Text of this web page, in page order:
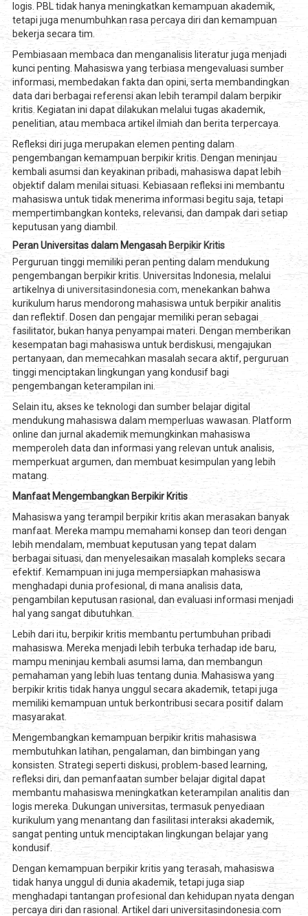
logis. PBL tidak hanya meningkatkan kemampuan akademik,
tetapi juga menumbuhkan rasa percaya diri dan kemampuan
bekerja secara tim.
Pembiasaan membaca dan menganalisis literatur juga menjadi
kunci penting. Mahasiswa yang terbiasa mengevaluasi sumber
informasi, membedakan fakta dan opini, serta membandingkan
data dari berbagai referensi akan lebih terampil dalam berpikir
kritis. Kegiatan ini dapat dilakukan melalui tugas akademik,
penelitian, atau membaca artikel ilmiah dan berita terpercaya.
Refleksi diri juga merupakan elemen penting dalam
pengembangan kemampuan berpikir kritis. Dengan meninjau
kembali asumsi dan keyakinan pribadi, mahasiswa dapat lebih
objektif dalam menilai situasi. Kebiasaan refleksi ini membantu
mahasiswa untuk tidak menerima informasi begitu saja, tetapi
mempertimbangkan konteks, relevansi, dan dampak dari setiap
keputusan yang diambil.
Peran Universitas dalam Mengasah Berpikir Kritis
Perguruan tinggi memiliki peran penting dalam mendukung
pengembangan berpikir kritis. Universitas Indonesia, melalui
artikelnya di universitasindonesia.com, menekankan bahwa
kurikulum harus mendorong mahasiswa untuk berpikir analitis
dan reflektif. Dosen dan pengajar memiliki peran sebagai
fasilitator, bukan hanya penyampai materi. Dengan memberikan
kesempatan bagi mahasiswa untuk berdiskusi, mengajukan
pertanyaan, dan memecahkan masalah secara aktif, perguruan
tinggi menciptakan lingkungan yang kondusif bagi
pengembangan keterampilan ini.
Selain itu, akses ke teknologi dan sumber belajar digital
mendukung mahasiswa dalam memperluas wawasan. Platform
online dan jurnal akademik memungkinkan mahasiswa
memperoleh data dan informasi yang relevan untuk analisis,
memperkuat argumen, dan membuat kesimpulan yang lebih
matang.
Manfaat Mengembangkan Berpikir Kritis
Mahasiswa yang terampil berpikir kritis akan merasakan banyak
manfaat. Mereka mampu memahami konsep dan teori dengan
lebih mendalam, membuat keputusan yang tepat dalam
berbagai situasi, dan menyelesaikan masalah kompleks secara
efektif. Kemampuan ini juga mempersiapkan mahasiswa
menghadapi dunia profesional, di mana analisis data,
pengambilan keputusan rasional, dan evaluasi informasi menjadi
hal yang sangat dibutuhkan.
Lebih dari itu, berpikir kritis membantu pertumbuhan pribadi
mahasiswa. Mereka menjadi lebih terbuka terhadap ide baru,
mampu meninjau kembali asumsi lama, dan membangun
pemahaman yang lebih luas tentang dunia. Mahasiswa yang
berpikir kritis tidak hanya unggul secara akademik, tetapi juga
memiliki kemampuan untuk berkontribusi secara positif dalam
masyarakat.
Mengembangkan kemampuan berpikir kritis mahasiswa
membutuhkan latihan, pengalaman, dan bimbingan yang
konsisten. Strategi seperti diskusi, problem-based learning,
refleksi diri, dan pemanfaatan sumber belajar digital dapat
membantu mahasiswa meningkatkan keterampilan analitis dan
logis mereka. Dukungan universitas, termasuk penyediaan
kurikulum yang menantang dan fasilitasi interaksi akademik,
sangat penting untuk menciptakan lingkungan belajar yang
kondusif.
Dengan kemampuan berpikir kritis yang terasah, mahasiswa
tidak hanya unggul di dunia akademik, tetapi juga siap
menghadapi tantangan profesional dan kehidupan nyata dengan
percaya diri dan rasional. Artikel dari universitasindonesia.com